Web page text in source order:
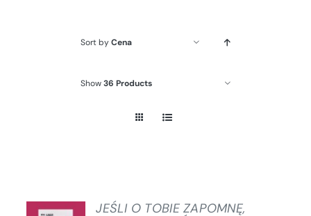
Sort byCena
Show36 Products
DODAJ
JEŚLI O TOBIE ZAPOMNĘ,